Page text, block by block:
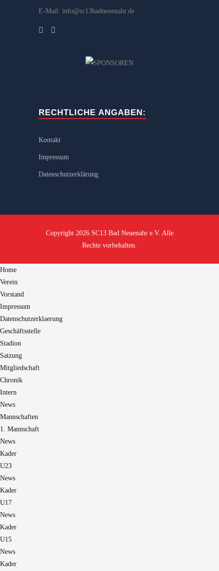
E-Mail: info@sc13badneuenahr.de
RECHTLICHE ANGABEN:
Kontakt
Impressum
Datenschutzerklärung
Copyright 2026 SC13 Bad Neuenahr e.V. Alle
Rechte vorbehalten.
Home
Verein
Vorstand
Impressum
Datenschutzerklaerung
Geschäftsstelle
Stadion
Satzung
Mitgliedschaft
Chronik
Intern
News
Mannschaften
1. Mannschaft
News
Kader
U23
News
Kader
U17
News
Kader
U15
News
Kader